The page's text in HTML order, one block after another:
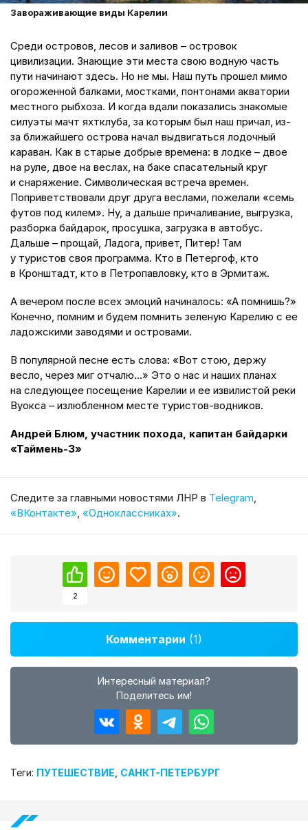
Завораживающие виды Карелии
Среди островов, лесов и заливов – островок
цивилизации. Знающие эти места свою водную часть
пути начинают здесь. Но не мы. Наш путь прошел мимо
огороженной балками, мостками, понтонами акватории
местного рыбхоза. И когда вдали показались знакомые
силуэты мачт яхтклуба, за которым был наш причал, из-
за ближайшего острова начал выдвигаться лодочный
караван. Как в старые добрые времена: в лодке – двое
на руле, двое на веслах, на баке спасательный круг
и снаряжение. Символическая встреча времен.
Поприветствовали друг друга веслами, пожелали «семь
футов под килем». Ну, а дальше причаливание, выгрузка,
разборка байдарок, просушка, загрузка в автобус.
Дальше – прощай, Ладога, привет, Питер! Там
у туристов своя программа. Кто в Петергоф, кто
в Кронштадт, кто в Петропавловку, кто в Эрмитаж.
А вечером после всех эмоций начиналось: «А помнишь?»
Конечно, помним и будем помнить зеленую Карелию с ее
ладожскими заводями и островами.
В популярной песне есть слова: «Вот стою, держу
весло, через миг отчалю…» Это о нас и наших планах
на следующее посещение Карелии и ее извилистой реки
Вуокса – излюбленном месте туристов-водников.
Андрей Блюм, участник похода, капитан байдарки
«Таймень-3»
Cледите за главными новостями ЛНР в Telegram,
«ВКонтакте», «Одноклассниках».
2
Комментарии (1)
Интересный материал?
Поделитесь им!
Теги: ПУТЕШЕСТВИЕ САНКТ-ПЕТЕРБУРГ